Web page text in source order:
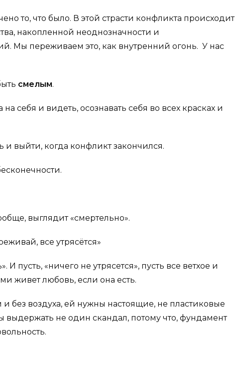
то, что было. В этой страсти конфликта происходит
накопленной неоднозначности и
Мы переживаем это, как внутренний огонь. У нас
смелым.
себя и видеть, осознавать себя во всех красках и
и выйти, когда конфликт закончился.
выглядит «смертельно».
все утрясётся»
пусть, «ничего не утрясется», пусть все ветхое и
живет любовь, если она есть.
без воздуха, ей нужны настоящие, не пластиковые
не один скандал, потому что, фундамент